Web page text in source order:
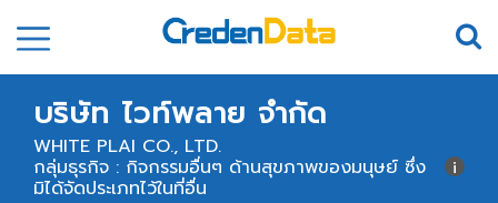
บริษัท ไวท์พลาย จำกัด
WHITE PLAI CO., LTD.
กลุ่มธุรกิจ : กิจกรรมอื่นๆ ด้านสุขภาพของมนุษย์ ซึ่ง
มิได้จัดประเภทไว้ในที่อื่น